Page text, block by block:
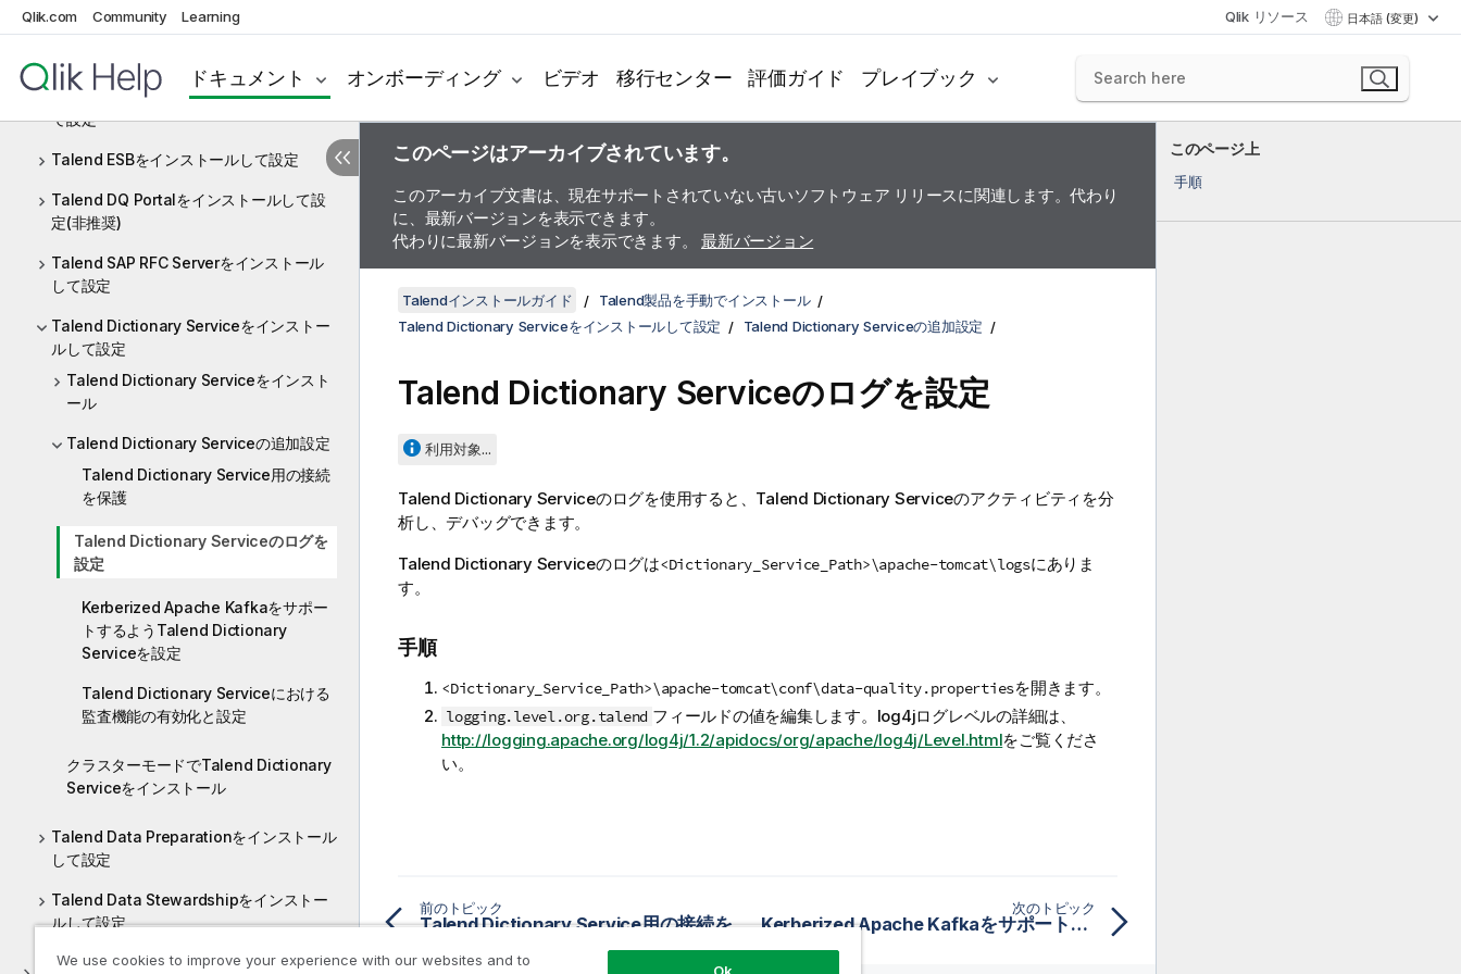
Qlik.com Community Learning Qlik リソース 日本語 (変更)
ドキュメント オンボーディング ビデオ 移行センター 評価ガイド プレイブック
Talend MDMをインストールして設定
Talend CommandLineをインストールし
て設定
Talend ESBをインストールして設定
Talend DQ Portalをインストールして設
定(非推奨)
Talend SAP RFC Serverをインストール
して設定
Talend Dictionary Serviceをインストー
ルして設定
Talend Dictionary Serviceをインスト
ール
Talend Dictionary Serviceの追加設定
Talend Dictionary Service用の接続
を保護
Talend Dictionary Serviceのログを
設定
Kerberized Apache Kafkaをサポー
トするようTalend Dictionary
Serviceを設定
Talend Dictionary Serviceにおける
監査機能の有効化と設定
クラスターモードでTalend Dictionary
Serviceをインストール
Talend Data Preparationをインストール
して設定
Talend Data Stewardshipをインストー
ルして設定
このページ上
手順
このページはアーカイブされています。
このアーカイブ文書は、現在サポートされていない古いソフトウェア リリースに関連します。代わり
に、最新バージョンを表示できます。
代わりに最新バージョンを表示できます。 最新バージョン
Talendインストールガイド
Talend製品を手動でインストール
Talend Dictionary Serviceをインストールして設定
Talend Dictionary Serviceの追加設定
Talend Dictionary Serviceのログを設定
利用対象...
Talend Dictionary Serviceのログを使用すると、 Talend Dictionary Serviceのアクティビティを分
析し、デバッグできます。
Talend Dictionary Serviceのログは<Dictionary_Service_Path>\apache-tomcat\logsにありま
す。
手順
<Dictionary_Service_Path>\apache-tomcat\conf\data-quality.propertiesを開きます。
logging.level.org.talend フィールドの値を編集します。log4jログレベルの詳細は、
http://logging.apache.org/log4j/1.2/apidocs/org/apache/log4j/Level.htmlをご覧くださ
い。
前のトピック
Talend Dictionary Service用の接続を保護
次のトピック
Kerberized Apache KafkaをサポートするようTalend Dictionary Serviceを設定
We use cookies to improve your experience with our websites and to